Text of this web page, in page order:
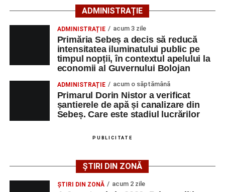
66 ani, va fi transportată la UPU Alba Iulia”
Adaugă-ne ca sursă preferată
Urmărește-ne pe Google News
Ultimele știri din Sebeș
Femeie de 66 de ani, transportată în stare gravă la
strada Dorobanți din Sebeș
Accident pe strada Dorobanți din Sebeș: fermeie
ADMINISTRAȚIE
ADMINISTRAȚIE acum 3 zile
Primăria Sebeș a decis să reducă
intensitatea iluminatului public pe
timpul nopții, în contextul apelului la
economii al Guvernului Bolojan
ADMINISTRAȚIE acum o săptămână
Primarul Dorin Nistor a verificat
șantierele de apă și canalizare din
Sebeș. Care este stadiul lucrărilor
PUBLICITATE
ȘTIRI DIN ZONĂ
ȘTIRI DIN ZONĂ acum 2 zile